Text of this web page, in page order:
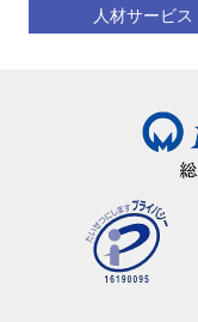
人材サービス